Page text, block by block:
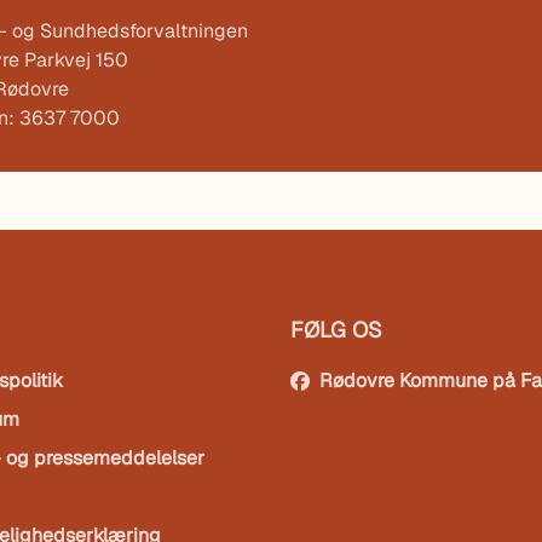
og Sundhedsforvaltningen
Parkvej 150
3637 7000
pressemeddelelser
FØLG OS
Rødovre Kommune på